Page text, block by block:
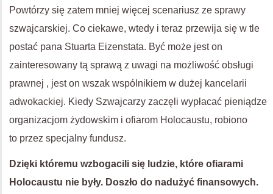
Powtórzy się zatem mniej więcej scenariusz ze sprawy
szwajcarskiej. Co ciekawe, wtedy i teraz przewija się w tle
postać pana Stuarta Eizenstata. Być może jest on
zainteresowany tą sprawą z uwagi na możliwość obsługi
prawnej , jest on wszak wspólnikiem w dużej kancelarii
adwokackiej. Kiedy Szwajcarzy zaczęli wypłacać pieniądze
organizacjom żydowskim i ofiarom Holocaustu, robiono
to przez specjalny fundusz.
Dzięki któremu wzbogacili się ludzie, które ofiarami
Holocaustu nie były. Doszło do nadużyć finansowych.